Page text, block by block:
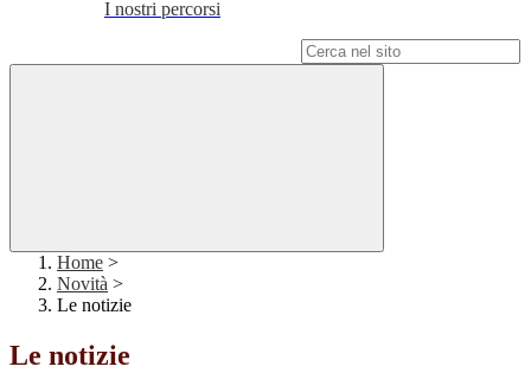
I nostri percorsi
Home >
Novità >
Le notizie
Le notizie